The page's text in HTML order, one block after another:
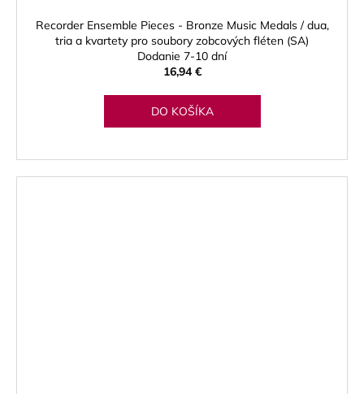
Recorder Ensemble Pieces - Bronze Music Medals / dua,
tria a kvartety pro soubory zobcových fléten (SA)
Dodanie 7-10 dní
16,94 €
DO KOŠÍKA